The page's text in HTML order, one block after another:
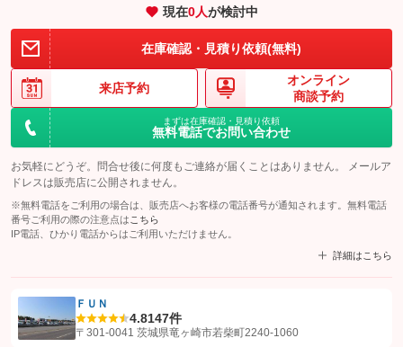
現在0人が検討中
在庫確認・見積り依頼(無料)
来店予約
オンライン
商談予約
まずは在庫確認・見積り依頼
無料電話でお問い合わせ
お気軽にどうぞ。問合せ後に何度もご連絡が届くことはありません。 メールア
ドレスは販売店に公開されません。
※無料電話をご利用の場合は、販売店へお客様の電話番号が通知されます。無料電話
番号ご利用の際の注意点は こちら
IP電話、ひかり電話からはご利用いただけません。
詳細はこちら
【STEP1】認証画面でグーネットを友だち追加してから「許可する」ボタンを押
ＦＵＮ
4.8147件
〒301-0041 茨城県竜ヶ崎市若柴町2240-1060